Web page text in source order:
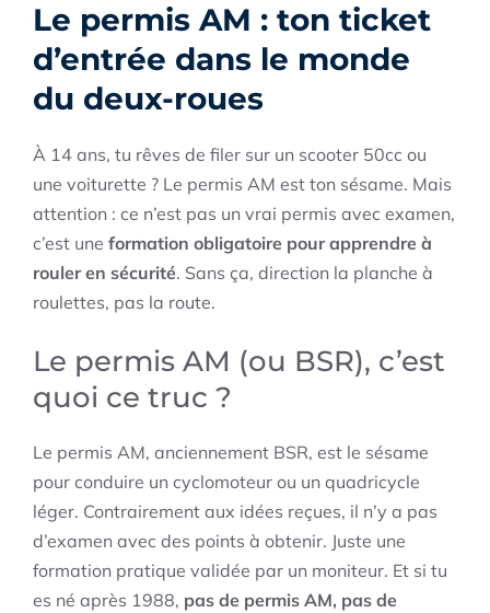
Le permis AM : ton ticket
d’entrée dans le monde
du deux-roues
À 14 ans, tu rêves de filer sur un scooter 50cc ou
une voiturette ? Le permis AM est ton sésame. Mais
attention : ce n’est pas un vrai permis avec examen,
c’est une formation obligatoire pour apprendre à
rouler en sécurité. Sans ça, direction la planche à
roulettes, pas la route.
Le permis AM (ou BSR), c’est
quoi ce truc ?
Le permis AM, anciennement BSR, est le sésame
pour conduire un cyclomoteur ou un quadricycle
léger. Contrairement aux idées reçues, il n’y a pas
d’examen avec des points à obtenir. Juste une
formation pratique validée par un moniteur. Et si tu
es né après 1988, pas de permis AM, pas de